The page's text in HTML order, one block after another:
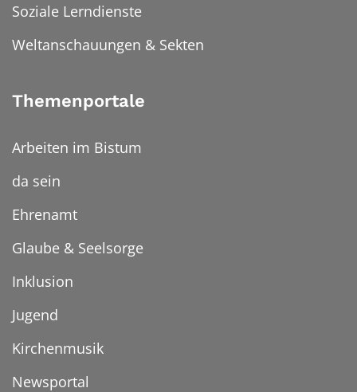
Soziale Lerndienste
Weltanschauungen & Sekten
Themenportale
Arbeiten im Bistum
da sein
Ehrenamt
Glaube & Seelsorge
Inklusion
Jugend
Kirchenmusik
Newsportal